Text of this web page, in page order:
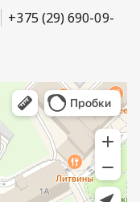
+375 (29) 690-09-